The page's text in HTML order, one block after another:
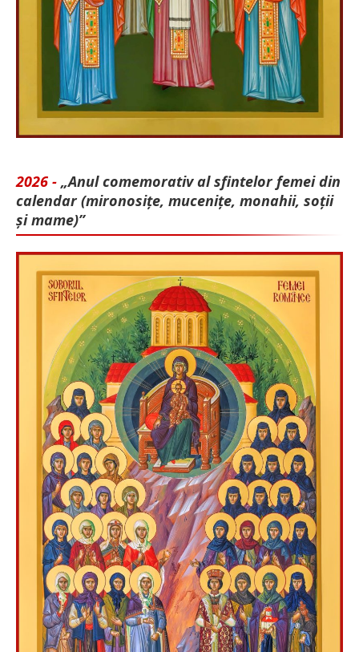
2026 - „Anul comemorativ al sfintelor femei din
calendar (mironosițe, mu­cenițe, monahii, soții
și mame)”